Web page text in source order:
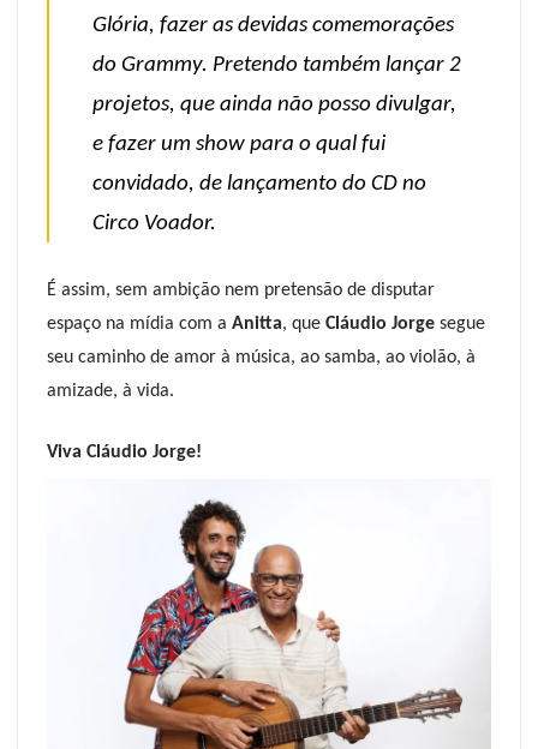
Glória, fazer as devidas comemorações
do Grammy. Pretendo também lançar 2
projetos, que ainda não posso divulgar,
e fazer um show para o qual fui
convidado, de lançamento do CD no
Circo Voador.
É assim, sem ambição nem pretensão de disputar
espaço na mídia com a Anitta, que Cláudio Jorge segue
seu caminho de amor à música, ao samba, ao violão, à
amizade, à vida.
Viva Cláudio Jorge!